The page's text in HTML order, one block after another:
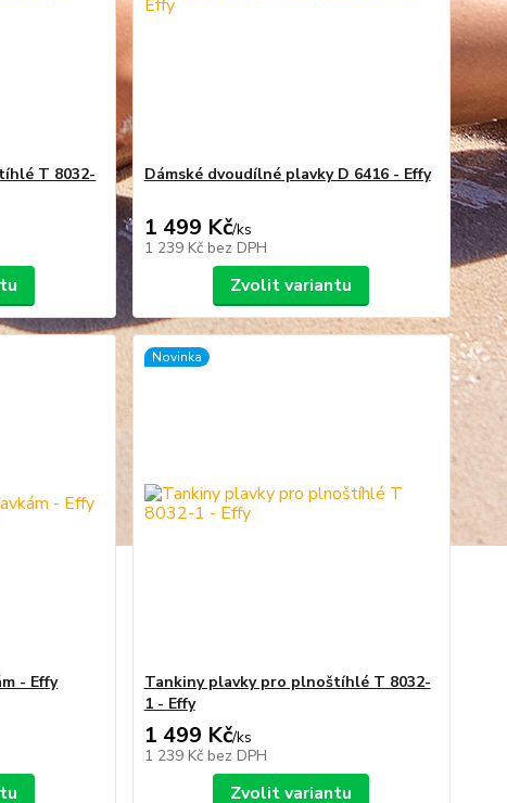
T 8032-
Dámské dvoudílné plavky D 6416 - Effy
1 499 Kč/ks
1 239 Kč bez DPH
Zvolit variantu
- Effy
Novinka
Tankiny plavky pro plnoštíhlé T 8032-
1 - Effy
1 499 Kč/ks
1 239 Kč bez DPH
Zvolit variantu